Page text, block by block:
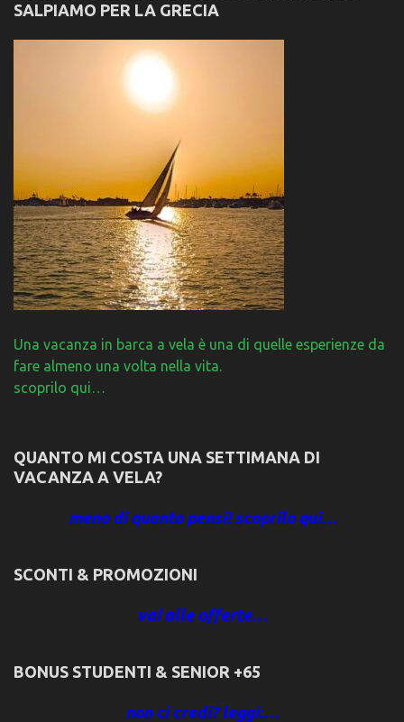
SALPIAMO PER LA GRECIA
Una vacanza in barca a vela è una di quelle esperienze da
fare almeno una volta nella vita.
scoprilo qui…
QUANTO MI COSTA UNA SETTIMANA DI
VACANZA A VELA?
meno di quanto pensi! scoprilo qui…
SCONTI & PROMOZIONI
vai alle offerte…
BONUS STUDENTI & SENIOR +65
non ci credi? leggi:…